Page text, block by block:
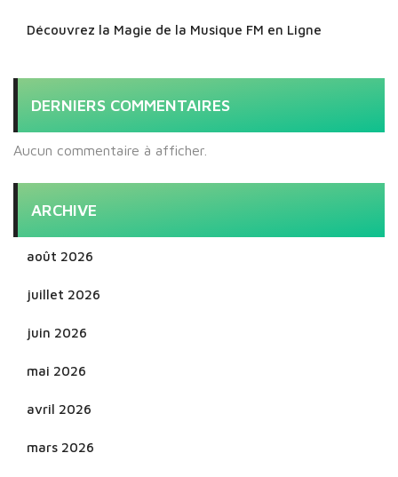
Découvrez la Magie de la Musique FM en Ligne
DERNIERS COMMENTAIRES
Aucun commentaire à afficher.
ARCHIVE
août 2026
juillet 2026
juin 2026
mai 2026
avril 2026
mars 2026